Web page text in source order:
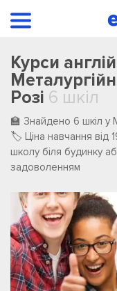
Курси
Розі 6 шкіл
🏫 Знайдено 6 шкіл у
🏷️ Ціна навчання від
школу біля будинку
задоволенням